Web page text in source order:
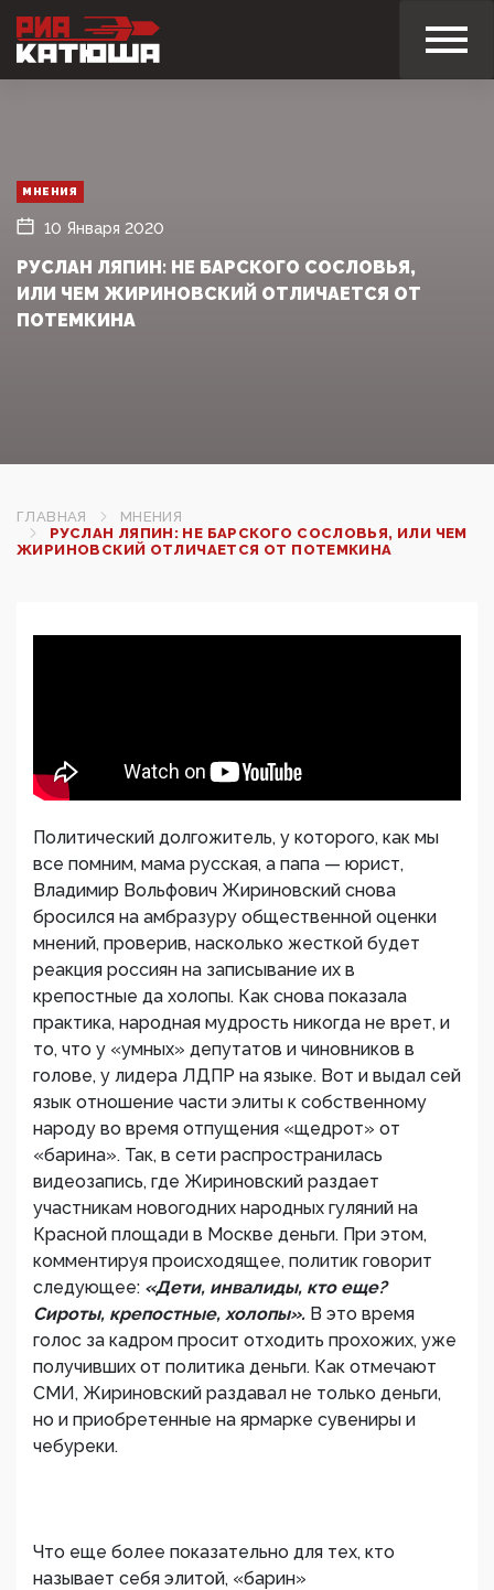
МНЕНИЯ
10 Января 2020
РУСЛАН ЛЯПИН: НЕ БАРСКОГО СОСЛОВЬЯ,
ИЛИ ЧЕМ ЖИРИНОВСКИЙ ОТЛИЧАЕТСЯ ОТ
ПОТЕМКИНА
ГЛАВНАЯ
МНЕНИЯ
РУСЛАН ЛЯПИН: НЕ БАРСКОГО СОСЛОВЬЯ, ИЛИ ЧЕМ
ЖИРИНОВСКИЙ ОТЛИЧАЕТСЯ ОТ ПОТЕМКИНА
Политический долгожитель, у которого, как мы
все помним, мама русская, а папа — юрист,
Владимир Вольфович Жириновский снова
бросился на амбразуру общественной оценки
мнений, проверив, насколько жесткой будет
реакция россиян на записывание их в
крепостные да холопы. Как снова показала
практика, народная мудрость никогда не врет, и
то, что у «умных» депутатов и чиновников в
голове, у лидера ЛДПР на языке. Вот и выдал сей
язык отношение части элиты к собственному
народу во время отпущения «щедрот» от
«барина». Так, в сети распространилась
видеозапись, где Жириновский раздает
участникам новогодних народных гуляний на
Красной площади в Москве деньги. При этом,
комментируя происходящее, политик говорит
следующее: «Дети, инвалиды, кто еще?
Сироты, крепостные, холопы». В это время
голос за кадром просит отходить прохожих, уже
получивших от политика деньги. Как отмечают
СМИ, Жириновский раздавал не только деньги,
но и приобретенные на ярмарке сувениры и
чебуреки.
Что еще более показательно для тех, кто
называет себя элитой, «барин»